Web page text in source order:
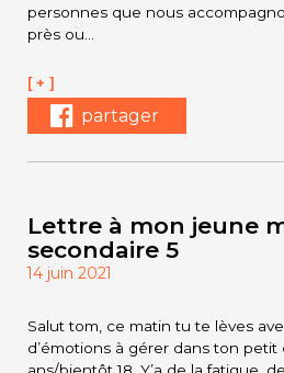
personnes que nous
près ou…
[ + ]
partager
Lettre à mon jeune
secondaire 5
14 juin 2021
Salut tom, ce matin tu te lèves
d’émotions à gérer dans ton petit